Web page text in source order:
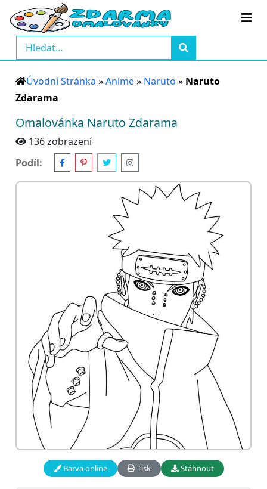
Úvodní Stránka »Anime» Naruto » Naruto
Zdarama
Omalovánka Naruto Zdarama
136 zobrazení
Podíl:
Barva online Tisk Stáhnout